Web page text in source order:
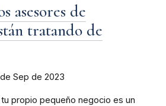
asesores de
tratando de
Sep de 2023
propio pequeño negocio es un